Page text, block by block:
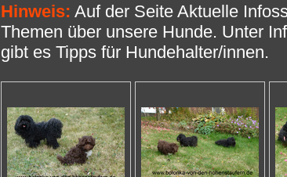
Hinweis: Auf der Seite Aktuelle
Themen über unsere Hunde. Unter
gibt es Tipps für Hundehalter/innen.